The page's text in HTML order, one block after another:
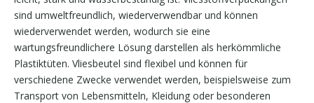
sind umweltfreundlich, wiederverwendbar und können
wiederverwendet werden, wodurch sie eine
wartungsfreundlichere Lösung darstellen als herkömmliche
Plastiktüten. Vliesbeutel sind flexibel und können für
verschiedene Zwecke verwendet werden, beispielsweise zum
Transport von Lebensmitteln, Kleidung oder besonderen